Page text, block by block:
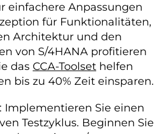
einfachere Anpassungen
für Funktionalitäten,
Architektur und den
von S/4HANA profitieren
das CCA-Toolset helfen
bis zu 40% Zeit einsparen.
: Implementieren Sie einen
Testzyklus. Beginnen Sie